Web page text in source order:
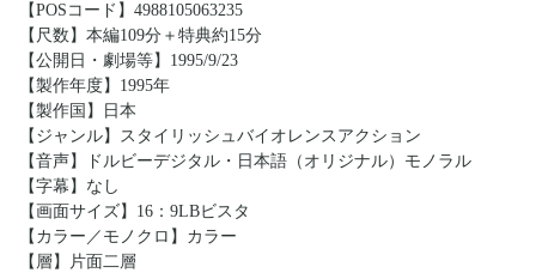
【POSコード】4988105063235
【尺数】本編109分＋特典約15分
【公開日・劇場等】1995/9/23
【製作年度】1995年
【製作国】日本
【ジャンル】スタイリッシュバイオレンスアクション
【音声】ドルビーデジタル・日本語（オリジナル）モノラル
【字幕】なし
【画面サイズ】16：9LBビスタ
【カラー／モノクロ】カラー
【層】片面二層